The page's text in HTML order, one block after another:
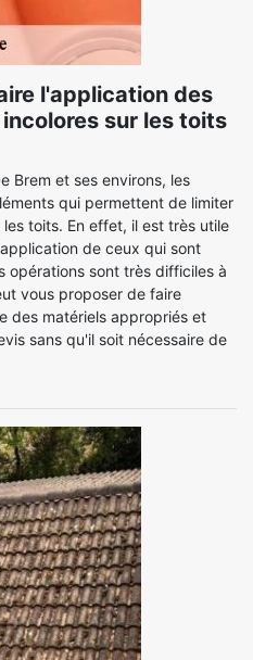
l'application des
sur les toits
Brem et ses environs, les
qui permettent de limiter
toits. En effet, il est très utile
de ceux qui sont
opérations sont très difficiles à
vous proposer de faire
des matériels appropriés et
sans qu'il soit nécessaire de